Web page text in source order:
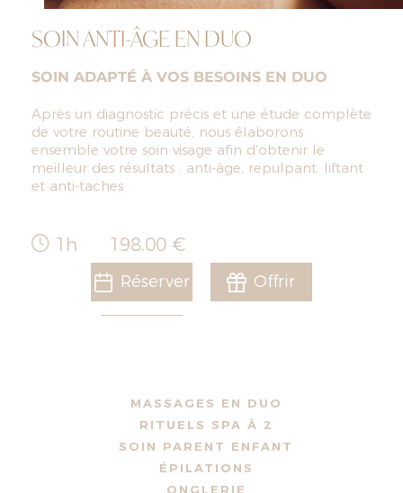
SOIN ANTI-ÂGE EN DUO
SOIN ADAPTÉ À VOS BESOINS EN DUO
Après un diagnostic précis et une étude complète
de votre routine beauté, nous élaborons
ensemble votre soin visage afin d'obtenir le
meilleur des résultats : anti-âge, repulpant, liftant
et anti-taches.
1h 198,00 €
Réserver Offrir
MASSAGES EN DUO
RITUELS SPA À 2
SOIN PARENT ENFANT
ÉPILATIONS
ONGLERIE